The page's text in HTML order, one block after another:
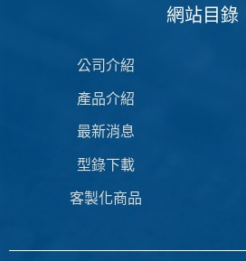
網站目錄
公司介紹
產品介紹
最新消息
型錄下載
客製化商品